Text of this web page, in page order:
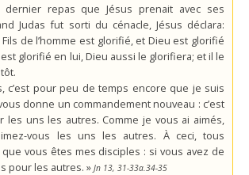
repas que Jésus prenait avec ses
Judas fut sorti du cénacle, Jésus déclara:
de l’homme est glorifié, et Dieu est glorifié
glorifié en lui, Dieu aussi le glorifiera; et il le
c’est pour peu de temps encore que je suis
donne un commandement nouveau : c’est
les uns les autres. Comme je vous ai aimés,
vous les uns les autres. À ceci, tous
vous êtes mes disciples : si vous avez de
pour les autres. » Jn 13, 31-33a.34-35